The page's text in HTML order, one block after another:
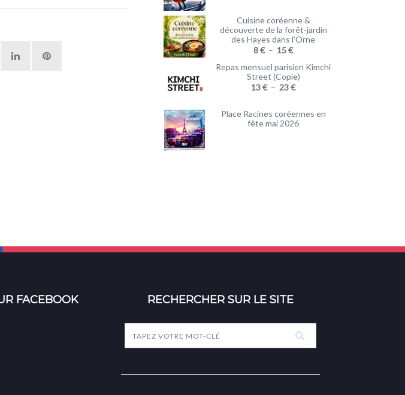
Cuisine coréenne &
découverte de la forêt-jardin
des Hayes dans l’Orne
8€ – 15€
Repas mensuel parisien Kimchi
Street (Copie)
13€ – 23€
Place Racines coréennes en
fête mai 2026
FACEBOOK RECHERCHER SUR LE SITE